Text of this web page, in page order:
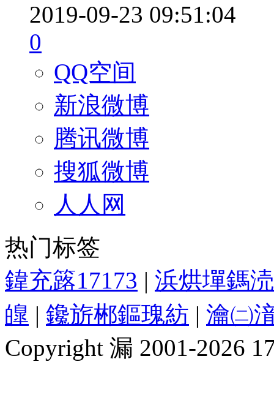
2019-09-23 09:51:04
0
QQ空间
新浪微博
腾讯微博
搜狐微博
人人网
热门标签
鍏充簬17173 | 浜烘墠鎷
皥 | 鑱旂郴鏂瑰紡 | 瀹㈡
Copyright 漏 2001-2026